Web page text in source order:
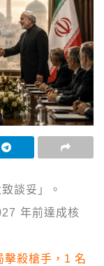
談妥」。
年前達成核
擊殺槍手，1 名